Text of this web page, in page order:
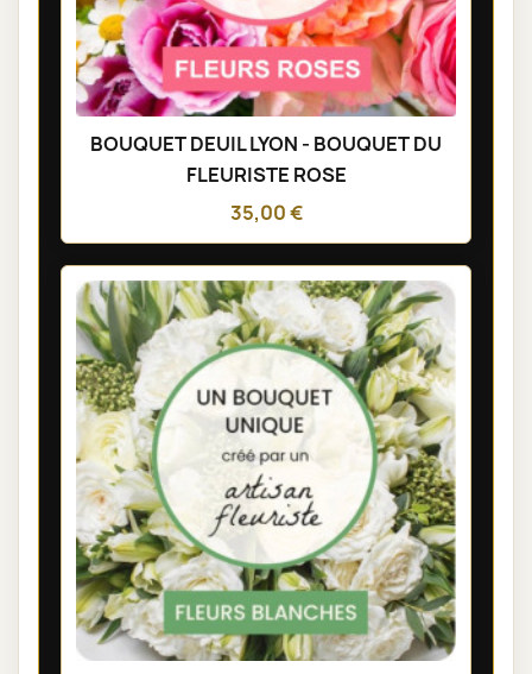
BOUQUET DEUIL LYON - BOUQUET DU
FLEURISTE ROSE
35,00 €